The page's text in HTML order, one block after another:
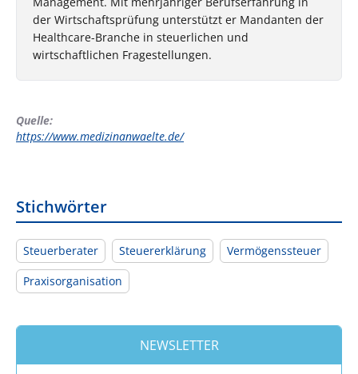
der Wirtschaftsprüfung unterstützt er Mandanten der
Healthcare-Branche in steuerlichen und
wirtschaftlichen Fragestellungen.
Quelle:
https://www.medizinanwaelte.de/
Stichwörter
Steuerberater Steuererklärung
Vermögenssteuer
Praxisorganisation
NEWSLETTER